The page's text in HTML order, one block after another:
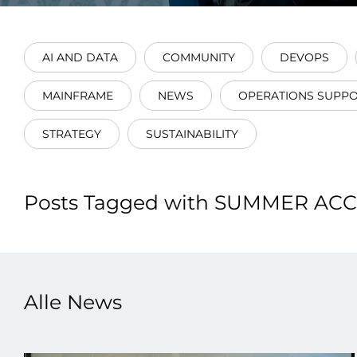
Daten
zu
AI AND DATA COMMUNITY DEVOPS
MAINFRAME NEWS OPERATIONS
STRATEGY SUSTAINABILITY
Posts Tagged with SUMMER
Alle News